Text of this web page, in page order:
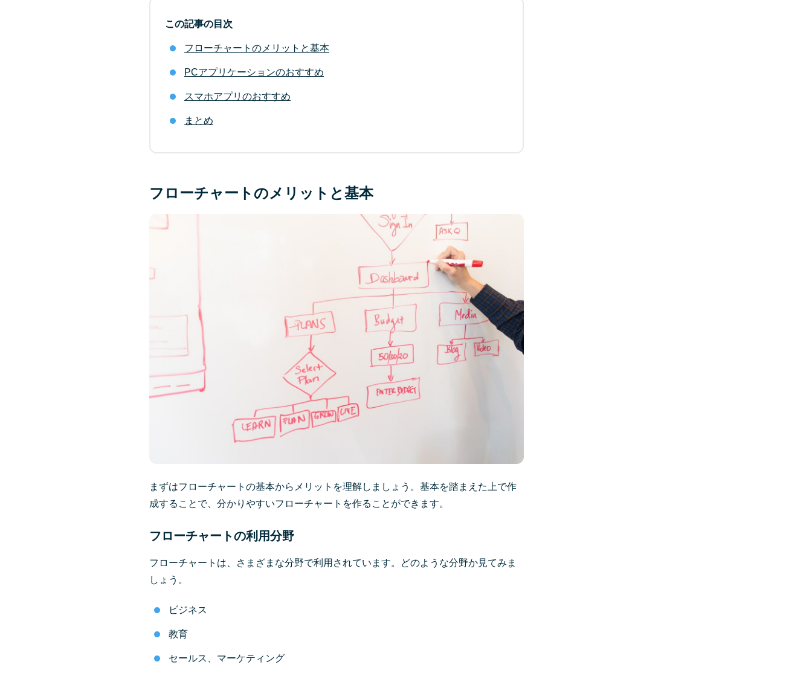
この記事の目次
フローチャートのメリットと基本
PCアプリケーションのおすすめ
スマホアプリのおすすめ
まとめ
フローチャートのメリットと基本
まずはフローチャートの基本からメリットを理解しましょう。基本を踏まえた上で作
成することで、分かりやすいフローチャートを作ることができます。
フローチャートの利用分野
フローチャートは、さまざまな分野で利用されています。どのような分野か見てみま
しょう。
ビジネス
教育
セールス、マーケティング